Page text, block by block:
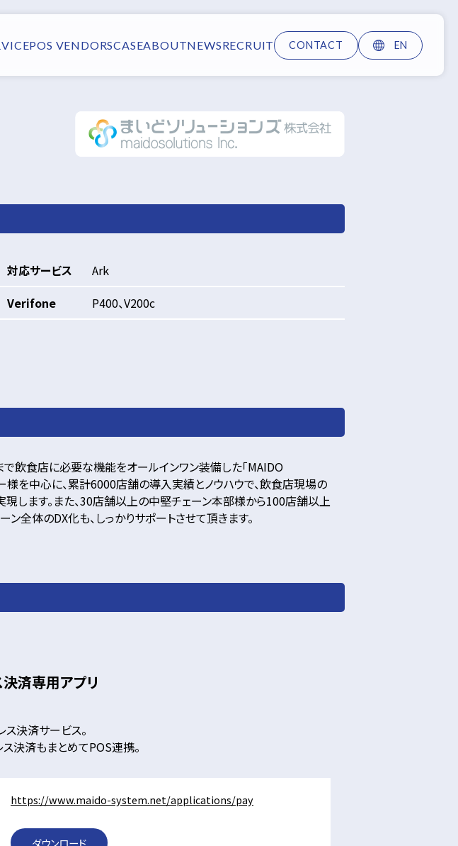
POS VENDORSCASEABOUTNEWSRECRUIT CONTACT EN
対応サービス
Ark
Verifone
P400、V200c
で飲食店に必要な機能をオールインワン装備した「MAIDO
様を中心に、累計6000店舗の導入実績とノウハウで、飲食店現場の
します。また、30店舗以上の中堅チェーン本部様から100店舗以上
全体のDX化も、しっかりサポートさせて頂きます。
済専用アプリ
決済サービス。
ス決済もまとめてPOS連携。
https://www.maido-system.net/applications/pay
ダウンロード